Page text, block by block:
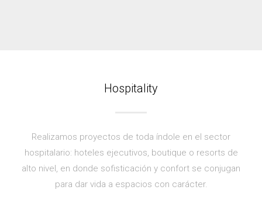
Hospitality
Realizamos proyectos de toda índole en el sector
hospitalario: hoteles ejecutivos, boutique o resorts de
alto nivel, en donde sofisticación y confort se conjugan
para dar vida a espacios con carácter.